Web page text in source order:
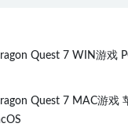
Quest 7 WIN游戏
Quest 7 MAC游戏